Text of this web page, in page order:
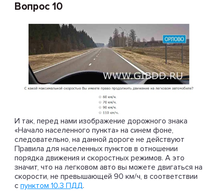
Вопрос 10
И так, перед нами изображение дорожного знака
«Начало населенного пункта» на синем фоне,
следовательно, на данной дороге не действуют
Правила для населенных пунктов в отношении
порядка движения и скоростных режимов. А это
значит, что на легковом авто вы можете двигаться на
скорости, не превышающей 90 км/ч, в соответствии
с пунктом 10.3 ПДД.